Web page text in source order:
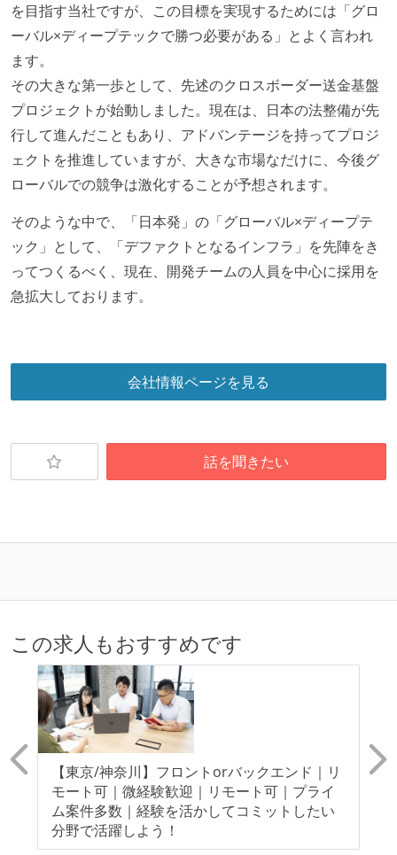
を目指す当社ですが、この目標を実現するためには「グロ
ーバル×ディープテックで勝つ必要がある」とよく言われ
ます。
その大きな第一歩として、先述のクロスボーダー送金基盤
プロジェクトが始動しました。現在は、日本の法整備が先
行して進んだこともあり、アドバンテージを持ってプロジ
ェクトを推進していますが、大きな市場なだけに、今後グ
ローバルでの競争は激化することが予想されます。
そのような中で、「日本発」の「グローバル×ディープテ
ック」として、「デファクトとなるインフラ」を先陣をき
ってつくるべく、現在、開発チームの人員を中心に採用を
急拡大しております。
会社情報ページを見る
話を聞きたい
この求人もおすすめです
【東京/神奈川】フロントorバックエンド｜リ
モート可｜微経験歓迎｜リモート可｜プライ
ム案件多数｜経験を活かしてコミットしたい
分野で活躍しよう！